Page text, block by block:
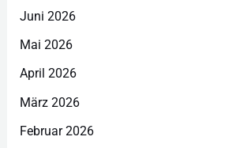
Juni 2026
Mai 2026
April 2026
März 2026
Februar 2026